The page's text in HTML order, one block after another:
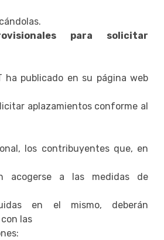
para solicitar
ha publicado en su página web
aplazamientos conforme al
los contribuyentes que, en
acogerse a las medidas de
en el mismo, deberán
las